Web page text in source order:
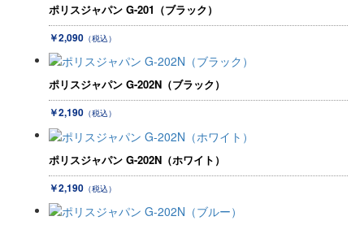
ポリスジャパン G-201（ブラック）
￥2,090 （税込）
ポリスジャパン G-202N（ブラック）
￥2,190 （税込）
ポリスジャパン G-202N（ホワイト）
￥2,190 （税込）